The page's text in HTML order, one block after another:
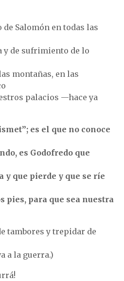
Salomón en todas las
y de sufrimiento de lo
montañas, en las
palacios —hace ya
es el que no conoce
es Godofredo que
y que pierde y que se ríe
pies, para que sea nuestra
tambores y trepidar de
a la guerra.)